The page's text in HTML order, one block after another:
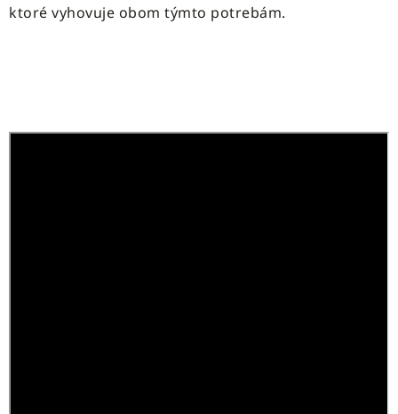
ktoré vyhovuje obom týmto potrebám.